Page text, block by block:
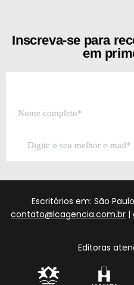
Inscreva-se para
em
Escritórios em: São
contato@lcagencia.com.br |
Editoras